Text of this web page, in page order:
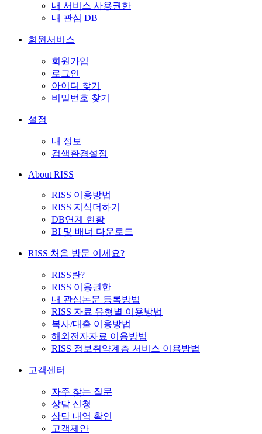
내 서비스 사용권한
내 관심 DB
회원서비스
회원가입
로그인
아이디 찾기
비밀번호 찾기
설정
내 정보
검색환경설정
About RISS
RISS 이용방법
RISS 지식더하기
DB연계 현황
BI 및 배너 다운로드
RISS 처음 방문 이세요?
RISS란?
RISS 이용권한
내 관심논문 등록방법
RISS 자료 유형별 이용방법
복사/대출 이용방법
해외전자자료 이용방법
RISS 정보취약계층 서비스 이용방법
고객센터
자주 찾는 질문
상담 신청
상담 내역 확인
고객제안